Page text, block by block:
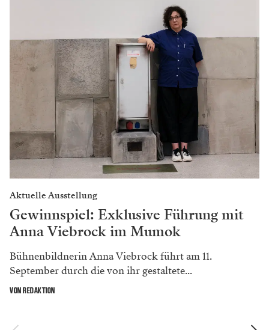
Aktuelle Ausstellung
Gewinnspiel: Exklusive Führung mit
Anna Viebrock im Mumok
Bühnenbildnerin Anna Viebrock führt am 11.
September durch die von ihr gestaltete...
VON REDAKTION